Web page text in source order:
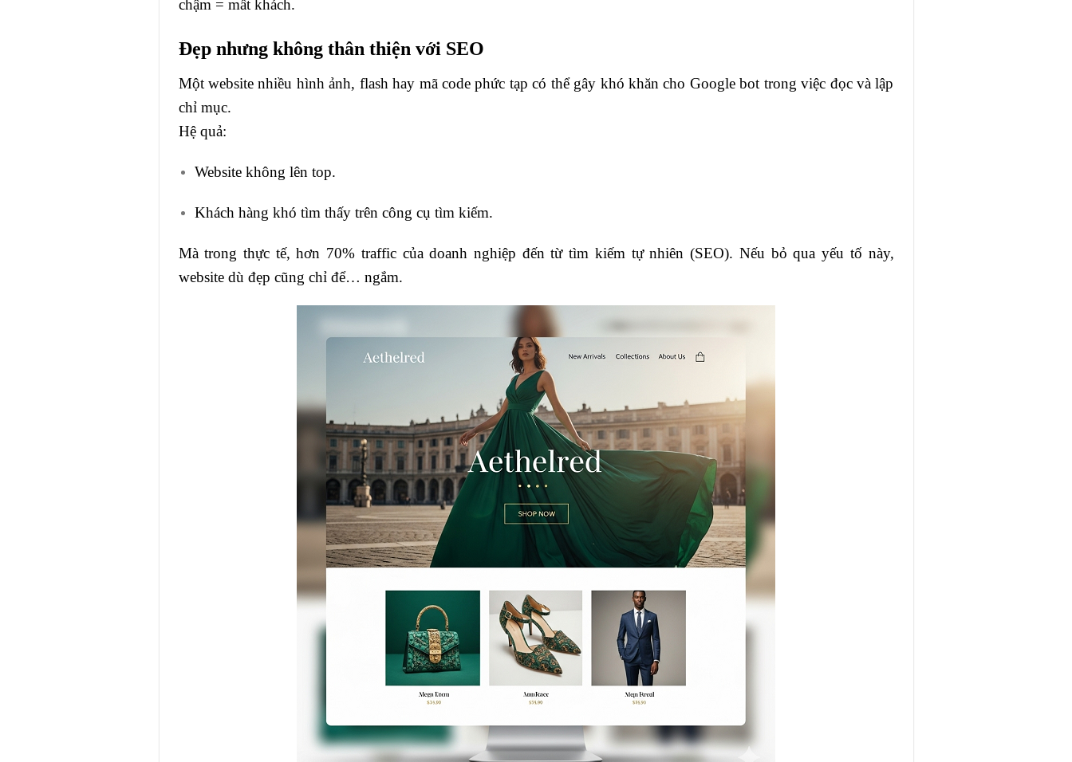
chậm = mất khách.
Đẹp nhưng không thân thiện với SEO
Một website nhiều hình ảnh, flash hay mã code phức tạp có thể gây khó khăn cho Google bot trong việc đọc và lập
chỉ mục.
Hệ quả:
Website không lên top.
Khách hàng khó tìm thấy trên công cụ tìm kiếm.
Mà trong thực tế, hơn 70% traffic của doanh nghiệp đến từ tìm kiếm tự nhiên (SEO). Nếu bỏ qua yếu tố này,
website dù đẹp cũng chỉ để… ngắm.